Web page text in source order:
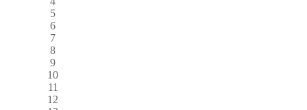
5
6
7
8
9
10
11
12